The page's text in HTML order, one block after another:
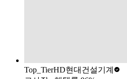
Top_TierHD현대건설기계